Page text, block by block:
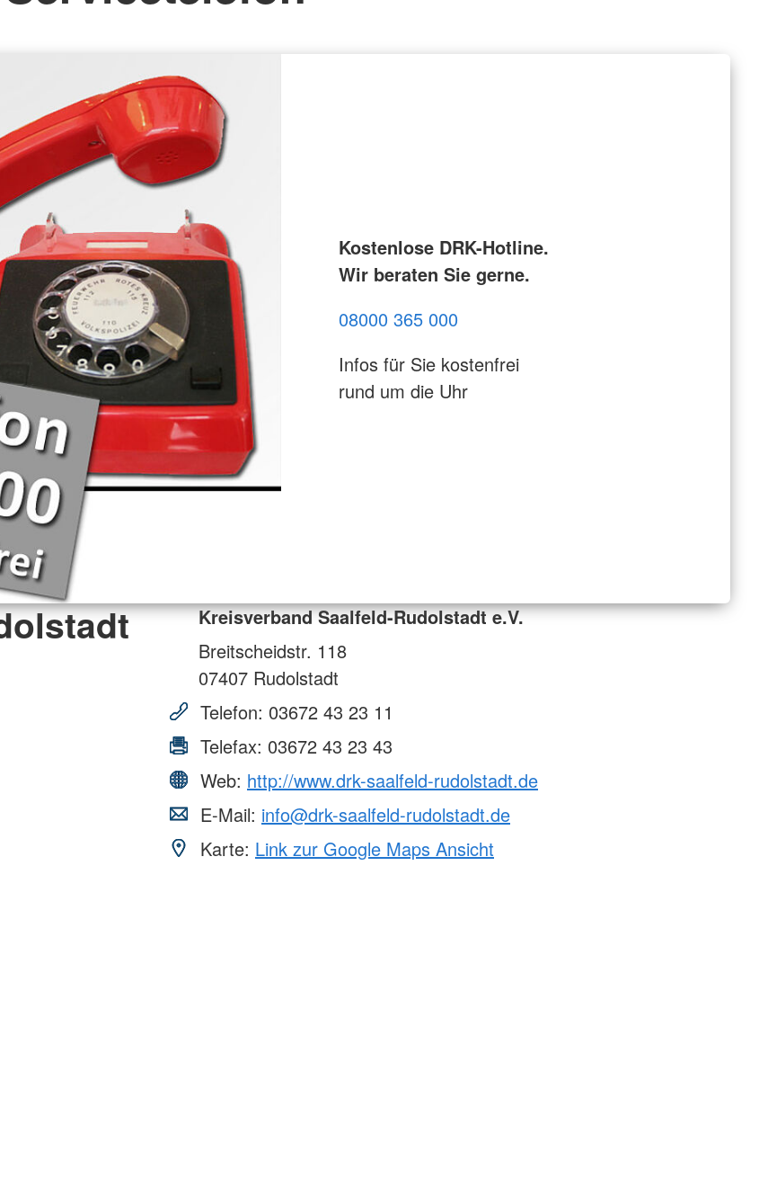
Kostenlose DRK-Hotline.
Wir beraten Sie gerne.
08000 365 000
Infos für Sie kostenfrei
rund um die Uhr
Kreisverband Saalfeld-Rudolstadt e.V.
Breitscheidstr. 118
07407 Rudolstadt
Telefon: 03672 43 23 11
Telefax: 03672 43 23 43
Web: http://www.drk-saalfeld-rudolstadt.de
E-Mail: info@drk-saalfeld-rudolstadt.de
Karte: Link zur Google Maps Ansicht